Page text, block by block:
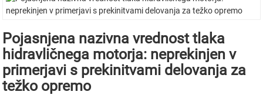
Pojasnjena nazivna vrednost tlaka
hidravličnega motorja: neprekinjen v
primerjavi s prekinitvami delovanja za
težko opremo